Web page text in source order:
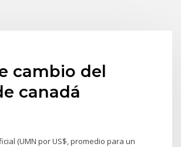
cambio del
canadá
(UMN por US$, promedio para un